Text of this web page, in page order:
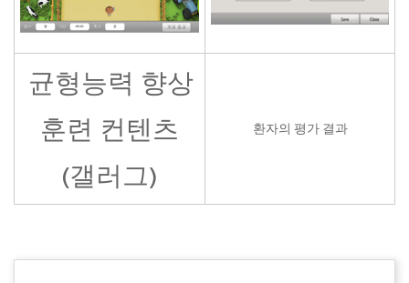
균형능력 향상
훈련 컨텐츠
(갤러그)
환자의 평가 결과